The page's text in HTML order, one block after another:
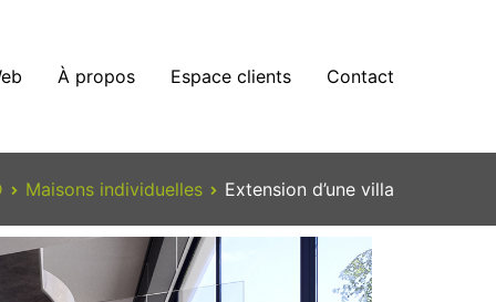
À propos Espace clients Contact
Maisons individuelles Extension d’une villa